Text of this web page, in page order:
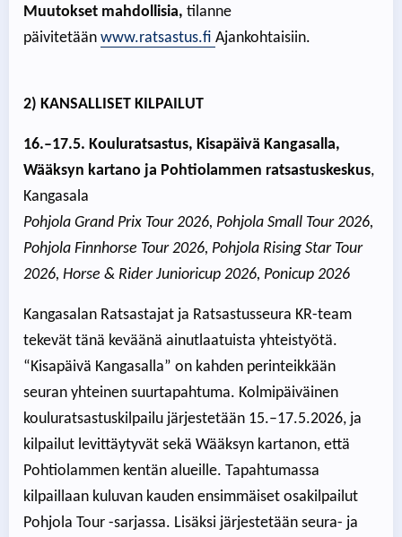
Muutokset mahdollisia, tilanne
päivitetään www.ratsastus.fi Ajankohtaisiin.
2) KANSALLISET KILPAILUT
16.–17.5. Kouluratsastus, Kisapäivä Kangasalla,
Wääksyn kartano ja Pohtiolammen ratsastuskeskus,
Kangasala
Pohjola Grand Prix Tour 2026, Pohjola Small Tour 2026,
Pohjola Finnhorse Tour 2026, Pohjola Rising Star Tour
2026, Horse & Rider Junioricup 2026, Ponicup 2026
Kangasalan Ratsastajat ja Ratsastusseura KR-team
tekevät tänä keväänä ainutlaatuista yhteistyötä.
“Kisapäivä Kangasalla” on kahden perinteikkään
seuran yhteinen suurtapahtuma. Kolmipäiväinen
kouluratsastuskilpailu järjestetään 15.–17.5.2026, ja
kilpailut levittäytyvät sekä Wääksyn kartanon, että
Pohtiolammen kentän alueille. Tapahtumassa
kilpaillaan kuluvan kauden ensimmäiset osakilpailut
Pohjola Tour -sarjassa. Lisäksi järjestetään seura- ja